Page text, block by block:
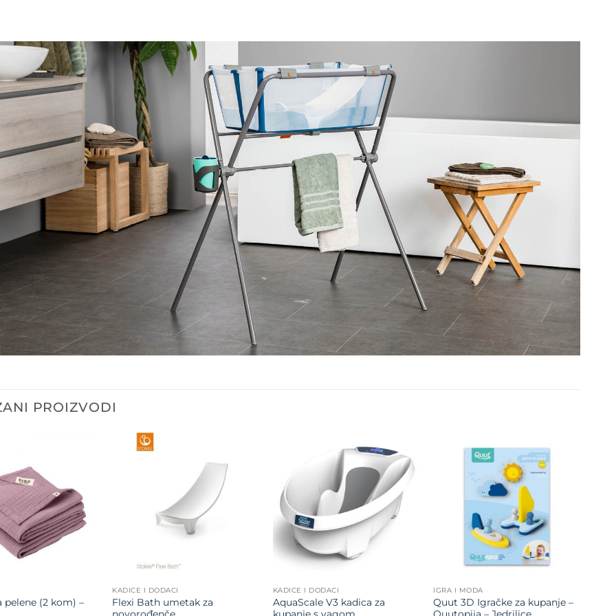
PROIZVODI
želja
pelene (2 kom) –
Dodajte
na listu
KADICE I DODACI
Flexi Bath umetak za
Dodajte
na listu
želja
KADICE I DODACI
AquaScale V3 kadica za
Dodajte
IGRA I MODA
Quut 3D Igračke za kupanje –